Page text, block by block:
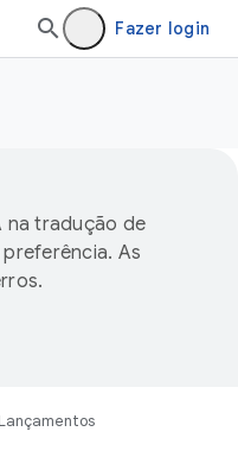
Fazer login
na tradução de
As
Lançamentos